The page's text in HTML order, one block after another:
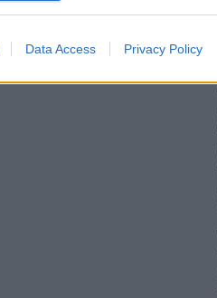
Data Access Privacy Policy